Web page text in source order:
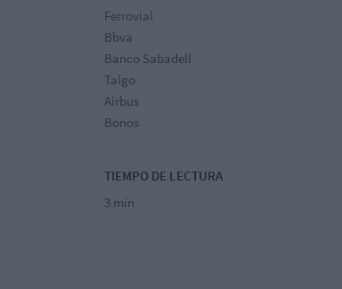
Ferrovial
Bbva
Banco Sabadell
Talgo
Airbus
Bonos
TIEMPO DE LECTURA
3 min